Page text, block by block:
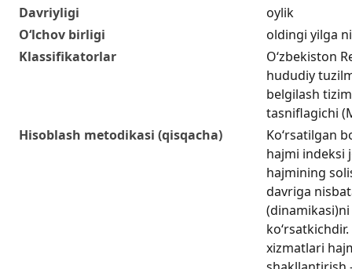
Davriyligi
oylik
O‘lchov birligi
oldingi yilga
Klassifikatorlar
O‘zbekiston
hududiy
belgilash
tasniflagichi
Hisoblash metodikasi (qisqacha)
Ko‘rsatilgan
hajmi indeksi
hajmining
davriga
xizmatlari